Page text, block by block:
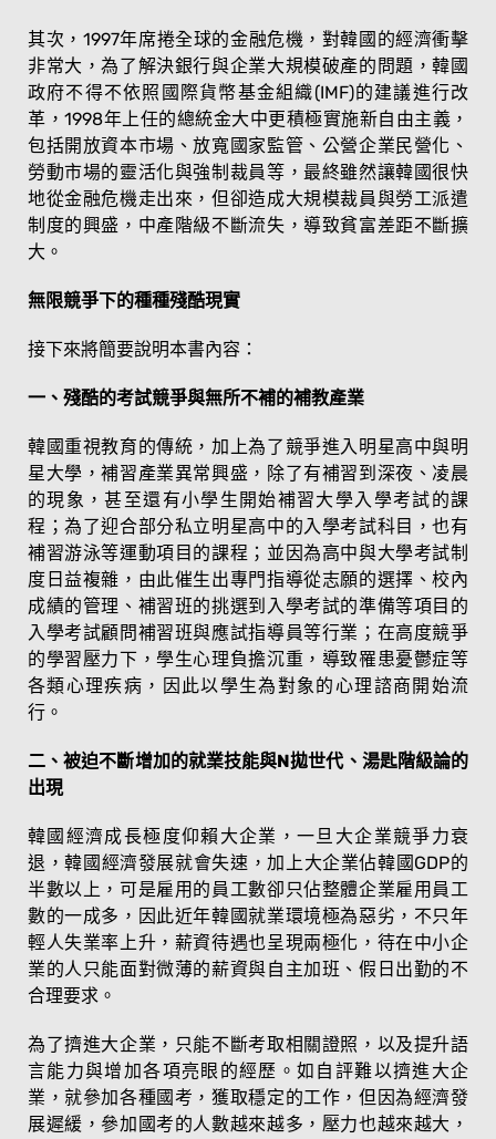
其次，1997年席捲全球的金融危機，對韓國的經濟衝擊
非常大，為了解決銀行與企業大規模破產的問題，韓國
政府不得不依照國際貨幣基金組織(IMF)的建議進行改
革，1998年上任的總統金大中更積極實施新自由主義，
包括開放資本市場、放寬國家監管、公營企業民營化、
勞動市場的靈活化與強制裁員等，最終雖然讓韓國很快
地從金融危機走出來，但卻造成大規模裁員與勞工派遣
制度的興盛，中產階級不斷流失，導致貧富差距不斷擴
大。
無限競爭下的種種殘酷現實
接下來將簡要說明本書內容：
一、殘酷的考試競爭與無所不補的補教產業
韓國重視教育的傳統，加上為了競爭進入明星高中與明
星大學，補習產業異常興盛，除了有補習到深夜、凌晨
的現象，甚至還有小學生開始補習大學入學考試的課
程；為了迎合部分私立明星高中的入學考試科目，也有
補習游泳等運動項目的課程；並因為高中與大學考試制
度日益複雜，由此催生出專門指導從志願的選擇、校內
成績的管理、補習班的挑選到入學考試的準備等項目的
入學考試顧問補習班與應試指導員等行業；在高度競爭
的學習壓力下，學生心理負擔沉重，導致罹患憂鬱症等
各類心理疾病，因此以學生為對象的心理諮商開始流
行。
二、被迫不斷增加的就業技能與N拋世代、湯匙階級論的
出現
韓國經濟成長極度仰賴大企業，一旦大企業競爭力衰
退，韓國經濟發展就會失速，加上大企業佔韓國GDP的
半數以上，可是雇用的員工數卻只佔整體企業雇用員工
數的一成多，因此近年韓國就業環境極為惡劣，不只年
輕人失業率上升，薪資待遇也呈現兩極化，待在中小企
業的人只能面對微薄的薪資與自主加班、假日出勤的不
合理要求。
為了擠進大企業，只能不斷考取相關證照，以及提升語
言能力與增加各項亮眼的經歷。如自評難以擠進大企
業，就參加各種國考，獲取穩定的工作，但因為經濟發
展遲緩，參加國考的人數越來越多，壓力也越來越大，